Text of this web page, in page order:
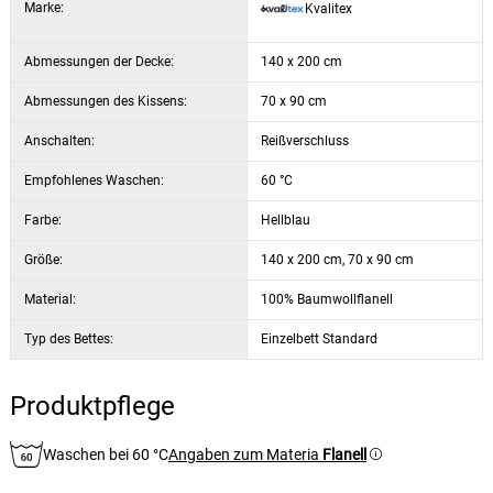
noch leicht feucht ist, da sich übertrocknete Bettwäsche nur schwer
Marke: Kvalitex
Abmessungen der Decke: 140 x 200 cm
Abmessungen des Kissens: 70 x 90 cm
Anschalten: Reißverschluss
Empfohlenes Waschen: 60 °C
Farbe: Hellblau
Größe: 140 x 200 cm, 70 x 90 cm
Material: 100% Baumwollflanell
Typ des Bettes: Einzelbett Standard
Produktpflege
Waschen bei 60 °CAngaben zum Materia Flanell